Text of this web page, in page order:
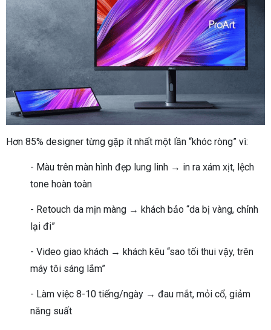
Hơn 85% designer từng gặp ít nhất một lần “khóc ròng” vì:
- Màu trên màn hình đẹp lung linh → in ra xám xịt, lệch
tone hoàn toàn
- Retouch da mịn màng → khách bảo “da bị vàng, chỉnh
lại đi”
- Video giao khách → khách kêu “sao tối thui vậy, trên
máy tôi sáng lắm”
- Làm việc 8-10 tiếng/ngày → đau mắt, mỏi cổ, giảm
năng suất